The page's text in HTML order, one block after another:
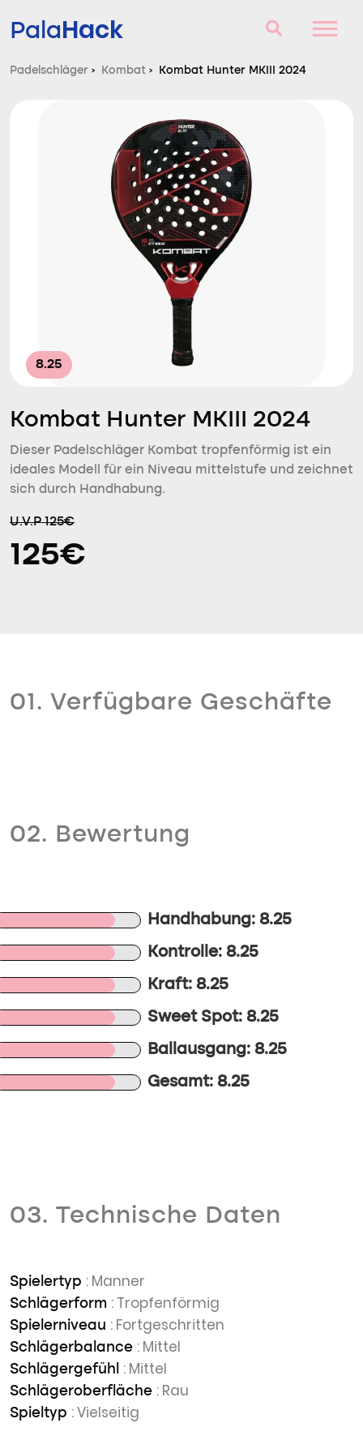
PalaHack
Fragen und Antworten
Vergleich
Padelschläger › Kombat › Kombat Hunter MKIII 2024
8.25
Kombat Hunter MKIII 2024
Dieser Padelschläger Kombat tropfenförmig ist ein
ideales Modell für ein Niveau mittelstufe und zeichnet
sich durch Handhabung.
U.V.P 125€
125€
01. Verfügbare Geschäfte
02. Bewertung
Handhabung: 8.25
Kontrolle: 8.25
Kraft: 8.25
Sweet Spot: 8.25
Ballausgang: 8.25
Gesamt: 8.25
03. Technische Daten
Spielertyp : Manner
Schlägerform : Tropfenförmig
Spielerniveau : Fortgeschritten
Schlägerbalance : Mittel
Schlägergefühl : Mittel
Schlägeroberfläche : Rau
Spieltyp : Vielseitig